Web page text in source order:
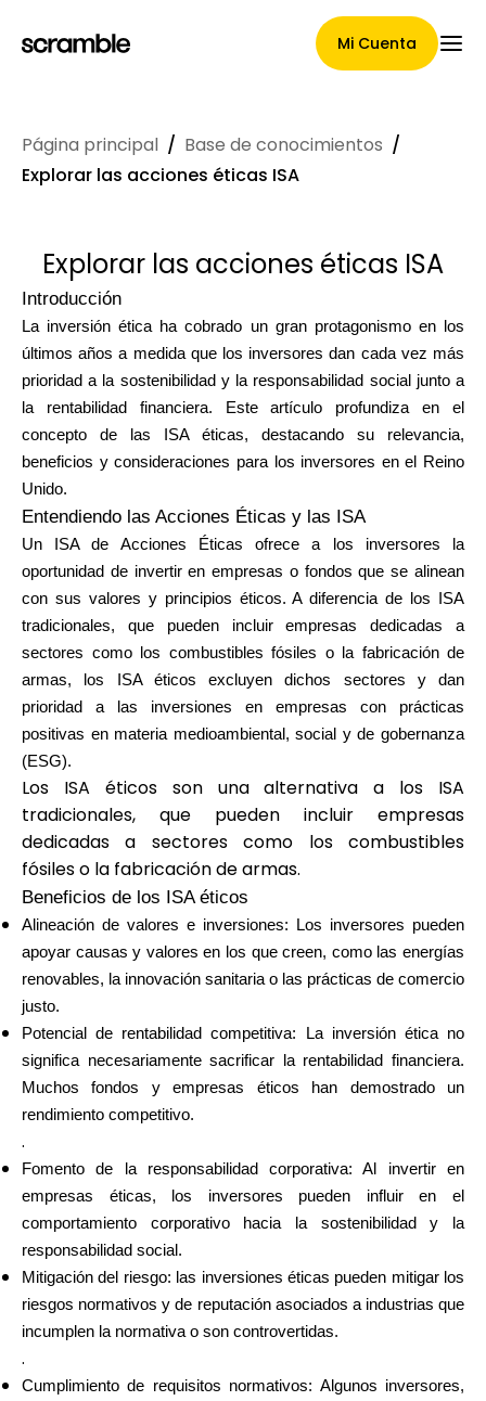
Mi Cuenta
Página Principal
Términos de asignación de
reclamaciones
Galería de marcas
Selección de marca
Calculadoras
Historial de Rondas
Blog
Contáctenos
Ayuda
Obtener financiación
ask@scrambleup.com
Página principal / Base de conocimientos /
Explorar las acciones éticas ISA
Explorar las acciones éticas ISA
Introducción
La inversión ética ha cobrado un gran protagonismo en los
últimos años a medida que los inversores dan cada vez más
prioridad a la sostenibilidad y la responsabilidad social junto a
la rentabilidad financiera. Este artículo profundiza en el
concepto de las ISA éticas, destacando su relevancia,
beneficios y consideraciones para los inversores en el Reino
Unido.
Entendiendo las Acciones Éticas y las ISA
Un ISA de Acciones Éticas ofrece a los inversores la
oportunidad de invertir en empresas o fondos que se alinean
con sus valores y principios éticos. A diferencia de los ISA
tradicionales, que pueden incluir empresas dedicadas a
sectores como los combustibles fósiles o la fabricación de
armas, los ISA éticos excluyen dichos sectores y dan
prioridad a las inversiones en empresas con prácticas
positivas en materia medioambiental, social y de gobernanza
(ESG).
Los ISA éticos son una alternativa a los ISA
tradicionales, que pueden incluir empresas
dedicadas a sectores como los combustibles
fósiles o la fabricación de armas.
Beneficios de los ISA éticos
Alineación de valores e inversiones: Los inversores pueden
apoyar causas y valores en los que creen, como las energías
renovables, la innovación sanitaria o las prácticas de comercio
justo.
Potencial de rentabilidad competitiva: La inversión ética no
significa necesariamente sacrificar la rentabilidad financiera.
Muchos fondos y empresas éticos han demostrado un
rendimiento competitivo.
.
Fomento de la responsabilidad corporativa: Al invertir en
empresas éticas, los inversores pueden influir en el
comportamiento corporativo hacia la sostenibilidad y la
responsabilidad social.
Mitigación del riesgo: las inversiones éticas pueden mitigar los
riesgos normativos y de reputación asociados a industrias que
incumplen la normativa o son controvertidas.
.
Cumplimiento de requisitos normativos: Algunos inversores,